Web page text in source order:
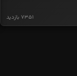
7351 بازدید